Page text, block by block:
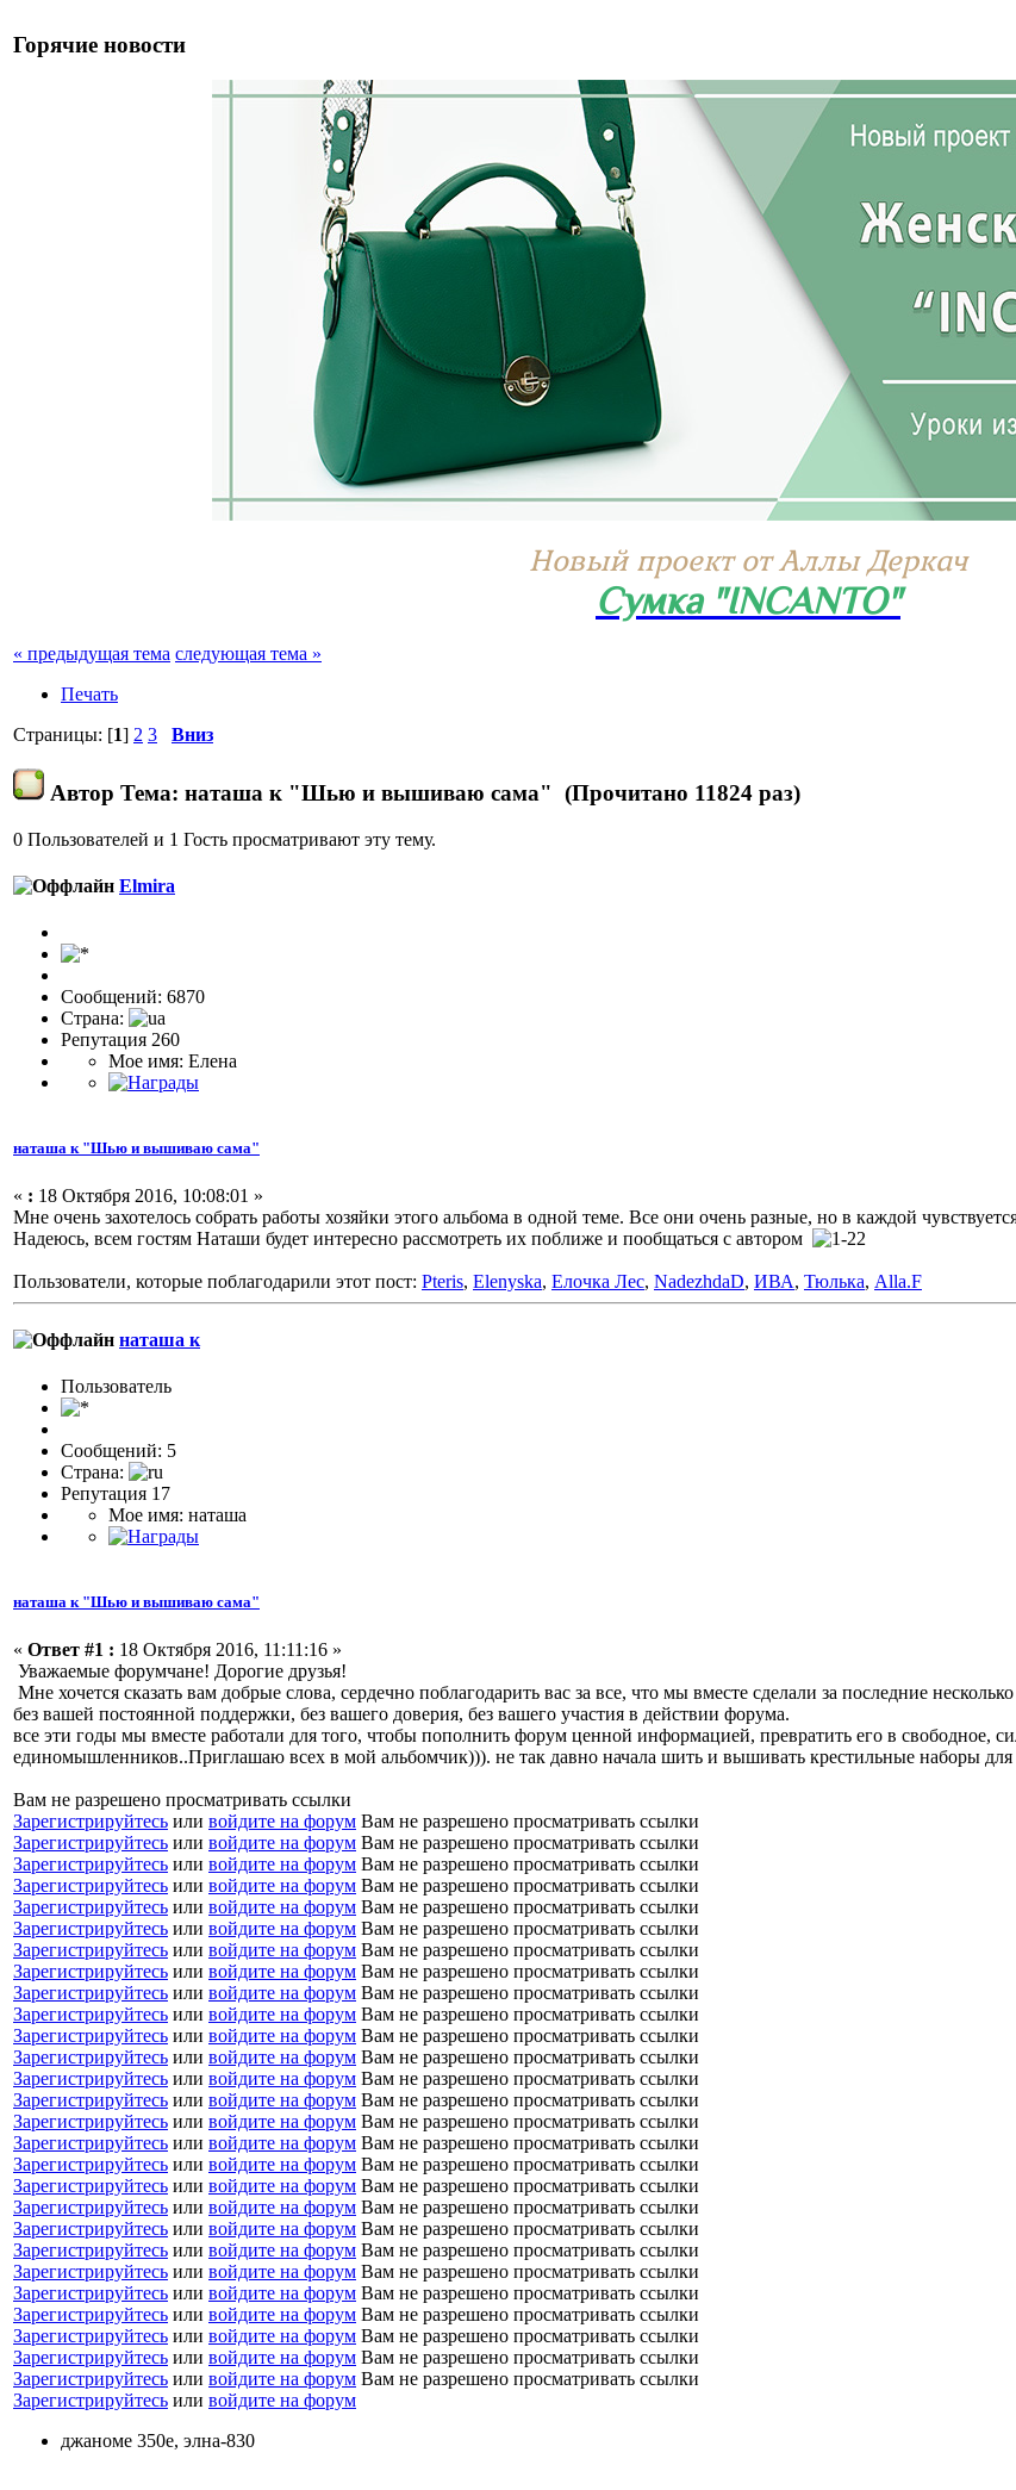
Горячие новости
Новый проект от Аллы Деркач
Сумка "INCANTO"
« предыдущая тема следующая тема »
Печать
Страницы: [1] 2 3 Вниз
Автор Тема: наташа к "Шью и вышиваю сама" (Прочитано 11824 раз)
0 Пользователей и 1 Гость просматривают эту тему.
Elmira
Сообщений: 6870
Страна:
Репутация 260
Мое имя: Елена
наташа к "Шью и вышиваю сама"
« : 18 Октября 2016, 10:08:01 »
Мне очень захотелось собрать работы хозяйки этого альбома в одной теме. Все они очень разные, но в каждой
Надеюсь, всем гостям Наташи будет интересно рассмотреть их поближе и пообщаться с автором
Пользователи, которые поблагодарили этот пост: Pteris, Elenyska, Елочка Лес, NadezhdaD, ИВА, Тюлька, Alla.F
наташа к
Пользователь
Сообщений: 5
Страна:
Репутация 17
Мое имя: наташа
наташа к "Шью и вышиваю сама"
« Ответ #1 : 18 Октября 2016, 11:11:16 »
Уважаемые форумчане! Дорогие друзья!
Мне хочется сказать вам добрые слова, сердечно поблагодарить вас за все, что мы вместе сделали за последние
без вашей постоянной поддержки, без вашего доверия, без вашего участия в действии форума.
все эти годы мы вместе работали для того, чтобы пополнить форум ценной информацией, превратить его в свободное,
единомышленников..Приглашаю всех в мой альбомчик))). не так давно начала шить и вышивать крестильные наборы для
Вам не разрешено просматривать ссылки
Зарегистрируйтесь или войдите на форум Вам не разрешено просматривать ссылки
Зарегистрируйтесь или войдите на форум Вам не разрешено просматривать ссылки
Зарегистрируйтесь или войдите на форум Вам не разрешено просматривать ссылки
Зарегистрируйтесь или войдите на форум Вам не разрешено просматривать ссылки
Зарегистрируйтесь или войдите на форум Вам не разрешено просматривать ссылки
Зарегистрируйтесь или войдите на форум Вам не разрешено просматривать ссылки
Зарегистрируйтесь или войдите на форум Вам не разрешено просматривать ссылки
Зарегистрируйтесь или войдите на форум Вам не разрешено просматривать ссылки
Зарегистрируйтесь или войдите на форум Вам не разрешено просматривать ссылки
Зарегистрируйтесь или войдите на форум Вам не разрешено просматривать ссылки
Зарегистрируйтесь или войдите на форум Вам не разрешено просматривать ссылки
Зарегистрируйтесь или войдите на форум Вам не разрешено просматривать ссылки
Зарегистрируйтесь или войдите на форум Вам не разрешено просматривать ссылки
Зарегистрируйтесь или войдите на форум Вам не разрешено просматривать ссылки
Зарегистрируйтесь или войдите на форум Вам не разрешено просматривать ссылки
Зарегистрируйтесь или войдите на форум Вам не разрешено просматривать ссылки
Зарегистрируйтесь или войдите на форум Вам не разрешено просматривать ссылки
Зарегистрируйтесь или войдите на форум Вам не разрешено просматривать ссылки
Зарегистрируйтесь или войдите на форум Вам не разрешено просматривать ссылки
Зарегистрируйтесь или войдите на форум Вам не разрешено просматривать ссылки
Зарегистрируйтесь или войдите на форум Вам не разрешено просматривать ссылки
Зарегистрируйтесь или войдите на форум Вам не разрешено просматривать ссылки
Зарегистрируйтесь или войдите на форум Вам не разрешено просматривать ссылки
Зарегистрируйтесь или войдите на форум Вам не разрешено просматривать ссылки
Зарегистрируйтесь или войдите на форум Вам не разрешено просматривать ссылки
Зарегистрируйтесь или войдите на форум Вам не разрешено просматривать ссылки
Зарегистрируйтесь или войдите на форум Вам не разрешено просматривать ссылки
Зарегистрируйтесь или войдите на форум
джаноме 350е, элна-830